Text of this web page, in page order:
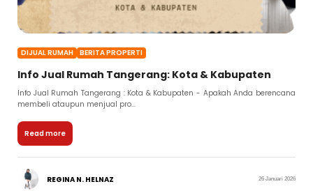
DIJUAL RUMAH BERITA PROPERTI
Info Jual Rumah Tangerang: Kota & Kabupaten
Info Jual Rumah Tangerang : Kota & Kabupaten - Apakah Anda berencana
membeli ataupun menjual pro...
Read more
REGINA N. HELNAZ 26 Januari 2026